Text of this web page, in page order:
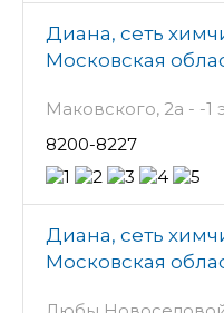
Диана, сеть
Московская
Маковского, 2а - -1
8200-8227
Диана, сеть
Московская